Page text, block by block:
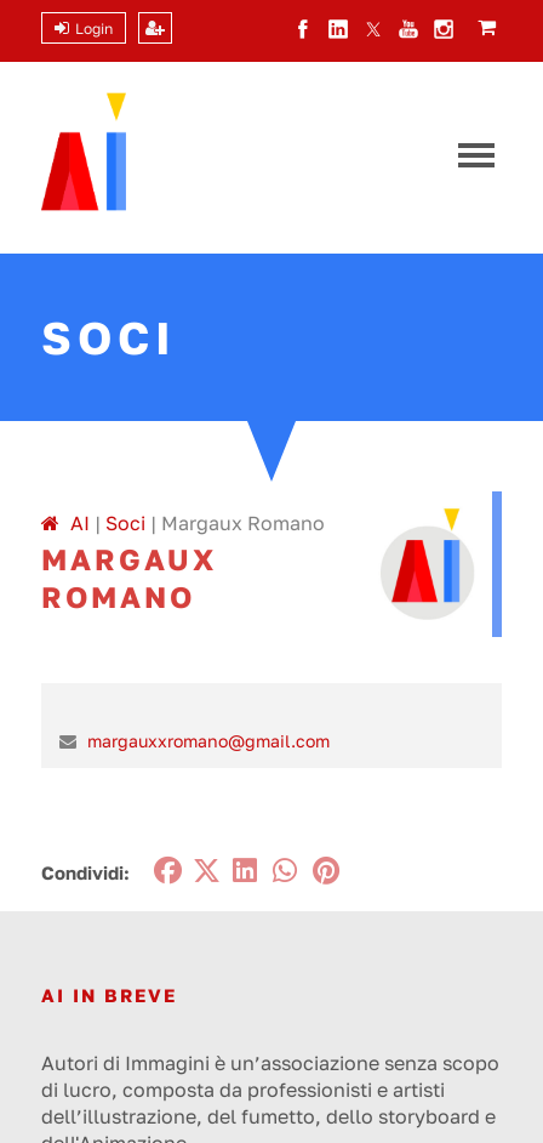
Login
SOCI
AI | Soci | Margaux Romano
MARGAUX
ROMANO
margauxxromano@gmail.com
Condividi:
AI IN BREVE
Autori di Immagini è un’associazione senza scopo
di lucro, composta da professionisti e artisti
dell’illustrazione, del fumetto, dello storyboard e